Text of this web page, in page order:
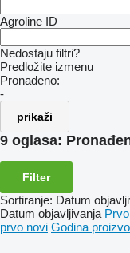
Agroline ID
Nedostaju filtri?
Predložite izmenu
Pronađeno:
-
prikaži
9 oglasa:
Filter
Sortiranje: Datum
Datum objavljivanja
prvo novi Godina